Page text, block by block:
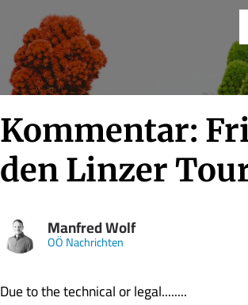
Kommentar:
den Linzer
Manfred Wolf
OÖ Nachrichten
Due to the technical or legal........